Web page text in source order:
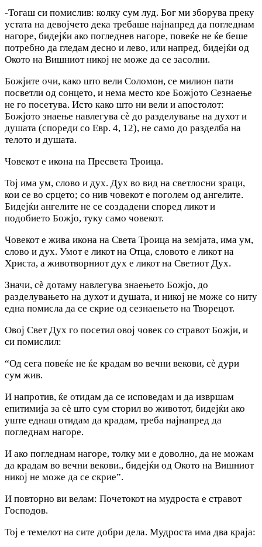
-Тогаш си помислив: колку сум луд. Бог ми зборува преку
устата на девојчето дека требаше најнапред да погледнам
нагоре, бидејќи ако погледнев нагоре, повеќе не ќе беше
потребно да гледам десно и лево, или напред, бидејќи од
Окото на Вишниот никој не може да се засолни.
Божјите очи, како што вели Соломон, се милион пати
посветли од сонцето, и нема место кое Божјото Сезнаење
не го посетува. Исто како што ни вели и апостолот:
Божјото знаење навлегува сè до разделување на духот и
душата (спореди co Евр. 4, 12), не само до разделба на
телото и душата.
Човекот е икона на Пресвета Троица.
Тој има ум, слово и дух. Дух во вид на светлосни зраци,
кои се во срцето; co нив човекот е поголем од ангелите.
Бидејќи ангелите не се создадени според ликот и
подобието Божјо, туку само човекот.
Човекот е жива икона на Света Троица на земјата, има ум,
слово и дух. Умот е ликот на Отца, словото е ликот на
Христа, а животворниот дух е ликот на Светиот Дух.
Значи, сè дотаму навлегува знаењето Божјо, до
разделувањето на духот и душата, и никој не може co ниту
една помисла да се скрие од сезнаењето на Творецот.
Овој Свет Дух го посетил овој човек со стравот Божји, и
си помислил:
“Од сега повеќе не ќе крадам во вечни векови, сè дури
сум жив.
И напротив, ќе отидам да се исповедам и да извршам
епитимија за сè што сум сторил во животот, бидејќи ако
уште еднаш отидам да крадам, треба најнапред да
погледнам нагоре.
И ако погледнам нагоре, толку ми е доволно, да не можам
да крадам во вечни векови., бидејќи од Окото на Вишниот
никој не може да се скрие”.
И повторно ви велам: Почетокот на мудроста е стравот
Господов.
Тој е темелот на сите добри дела. Мудроста има два кpaja: